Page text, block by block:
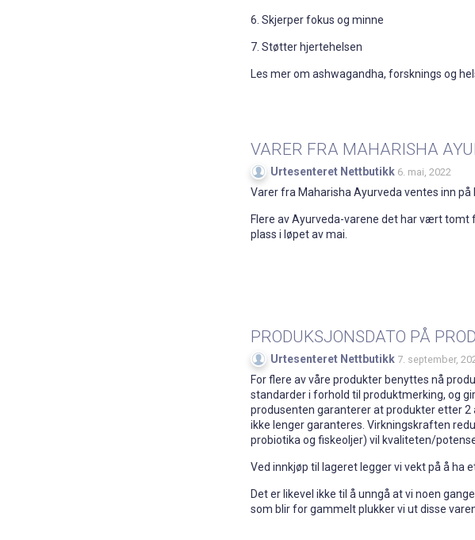
6. Skjerper fokus og minne
7. Støtter hjertehelsen
Les mer om ashwagandha, forsknings og
VARER FRA MAHARISHA
Urtesenteret Nettbutikk 6. mai, 2022
Varer fra Maharisha Ayurveda ventes inn på
Flere av Ayurveda-varene det har vært tomt
plass i løpet av mai.
PRODUKSJONSDATO PÅ
Urtesenteret Nettbutikk 7. september,
For flere av våre produkter benyttes nå
standarder i forhold til produktmerking, og
produsenten garanterer at produkter etter 2
ikke lenger garanteres. Virkningskraften
probiotika og fiskeoljer) vil kvaliteten/
Ved innkjøp til lageret legger vi vekt på å ha
Det er likevel ikke til å unngå at vi noen
som blir for gammelt plukker vi ut disse